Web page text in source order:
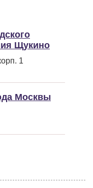
Щукино
1
Москвы